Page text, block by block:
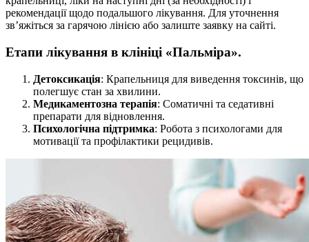
рекомендації щодо подальшого лікування. Для уточнення
зв’яжіться за гарячою лінією або залиште заявку на сайті.
Етапи лікування в клініці «Пальміра».
Детоксикація: Крапельниця для виведення токсинів, що
полегшує стан за хвилини.
Медикаментозна терапія: Соматичні та седативні
препарати для відновлення.
Психологічна підтримка: Робота з психологами для
мотивації та профілактики рецидивів.